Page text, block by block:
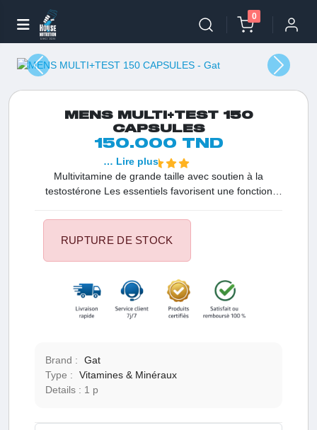
0
MENS MULTI+TEST 150
CAPSULES
150.000 TND
Multivitamine de grande taille avec soutien à la
testostérone Les essentiels favorisent une fonction
athlètes GAT Authentic - Satisfaction garantie Conçu
pour les hommes actifs Complément alimentaire
améliore l'immunité Augmente l'énergie
… Lire plus
RUPTURE DE STOCK
Brand :
Gat
Type :
Vitamines & Minéraux
Details :
1 p